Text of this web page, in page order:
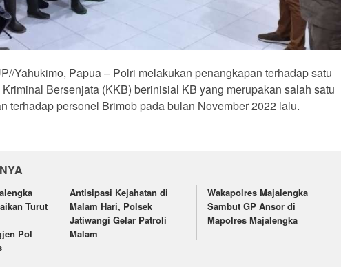
Yahukimo, Papua – Polri melakukan penangkapan terhadap satu
Bersenjata (KKB) berinisial KB yang merupakan salah satu
terhadap personel Brimob pada bulan November 2022 lalu.
Turut
Pol
Antisipasi Kejahatan di
Malam Hari, Polsek
Jatiwangi Gelar Patroli
Malam
Wakapolres Majalengka
Sambut GP Ansor di
Mapolres Majalengka